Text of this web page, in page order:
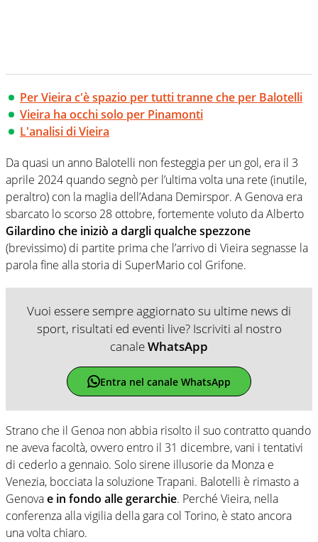
Per Vieira c'è spazio per tutti tranne che per Balotelli
Vieira ha occhi solo per Pinamonti
L'analisi di Vieira
Da quasi un anno Balotelli non festeggia per un gol, era il 3
aprile 2024 quando segnò per l’ultima volta una rete (inutile,
peraltro) con la maglia dell’Adana Demirspor. A Genova era
sbarcato lo scorso 28 ottobre, fortemente voluto da Alberto
Gilardino che iniziò a dargli qualche spezzone
(brevissimo) di partite prima che l’arrivo di Vieira segnasse la
parola fine alla storia di SuperMario col Grifone.
Vuoi essere sempre aggiornato su ultime news di
sport, risultati ed eventi live? Iscriviti al nostro
canaleWhatsApp
Entra nel canale WhatsApp
Strano che il Genoa non abbia risolto il suo contratto quando
ne aveva facoltà, ovvero entro il 31 dicembre, vani i tentativi
di cederlo a gennaio. Solo sirene illusorie da Monza e
Venezia, bocciata la soluzione Trapani. Balotelli è rimasto a
Genovae in fondo alle gerarchie. Perché Vieira, nella
conferenza alla vigilia della gara col Torino, è stato ancora
una volta chiaro.